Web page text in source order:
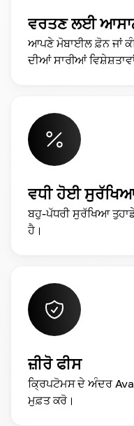
ਵਰਤਣ ਲਈ
ਆਪਣੇ ਮੋਬਾਈਲ ਫ਼ੋਨ ਜਾਂ
ਦੀਆਂ ਸਾਰੀਆਂ
ਵਧੀ ਹੋਈ
ਬਹੁ-ਪੱਧਰੀ ਸੁਰੱਖਿਆ
ਹੈ।
ਜ਼ੀਰੋ ਫੀਸ
ਕ੍ਰਿਪਟੋਮਸ ਦੇ ਅੰਦਰ
ਮੁਫ਼ਤ ਕਰੋ।